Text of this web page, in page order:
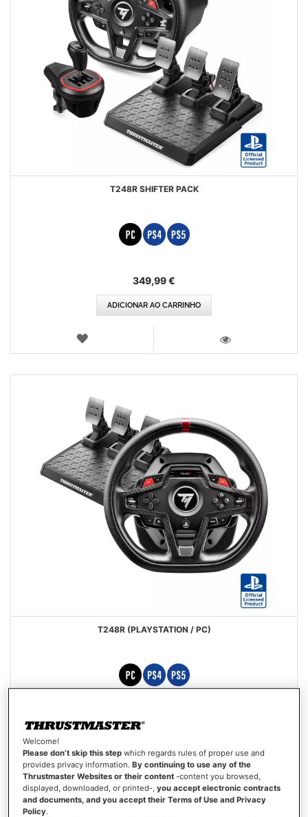
T248R SHIFTER PACK
349,99 €
ADICIONAR AO CARRINHO
LISTA
T248R (PLAYSTATION / PC)
299,99 €
LISTA
DE
DESEJOS
VISTA
Welcome!
Please don’t skip this step which regards rules of proper use and
provides privacy information.By continuing to use any of the
Thrustmaster Websites or their content -content you browsed,
displayed, downloaded, or printed-,you accept electronic contracts
and documents, and you accept their Terms of Use and Privacy
Policy.